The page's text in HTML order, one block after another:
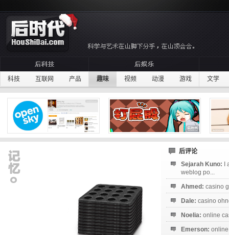
科技 互联网 产品 趣味 视频 动漫 游戏 文学
后评论
Sejarah Kuno:
weblog po...
Ahmed: casino
Dale: casino
Noelia: online
Emerson: